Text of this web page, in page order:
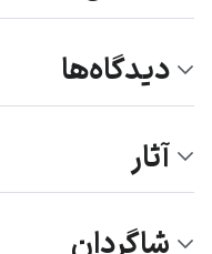
دیدگاه‌ها
آثار
شاگردان